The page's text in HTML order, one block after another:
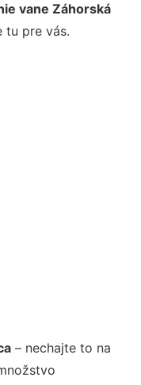
vane Záhorská
tu pre vás.
– nechajte to na